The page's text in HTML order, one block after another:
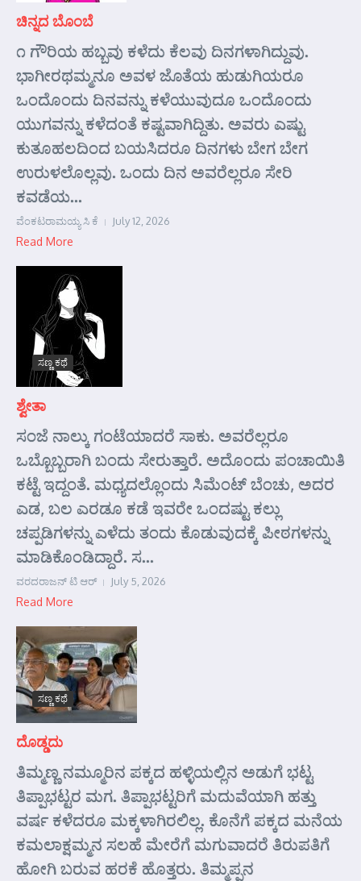
ಚಿನ್ನದ ಬೊಂಬೆ
೧ ಗೌರಿಯ ಹಬ್ಬವು ಕಳೆದು ಕೆಲವು ದಿನಗಳಾಗಿದ್ದುವು.
ಭಾಗೀರಥಮ್ಮನೂ ಅವಳ ಜೊತೆಯ ಹುಡುಗಿಯರೂ
ಒಂದೊಂದು ದಿನವನ್ನು ಕಳೆಯುವುದೂ ಒಂದೊಂದು
ಯುಗವನ್ನು ಕಳೆದಂತೆ ಕಷ್ಟವಾಗಿದ್ದಿತು. ಅವರು ಎಷ್ಟು
ಕುತೂಹಲದಿಂದ ಬಯಸಿದರೂ ದಿನಗಳು ಬೇಗ ಬೇಗ
ಉರುಳಲೊಲ್ಲವು. ಒಂದು ದಿನ ಅವರೆಲ್ಲರೂ ಸೇರಿ
ಕವಡೆಯ...
ವೆಂಕಟರಾಮಯ್ಯ ಸಿ ಕೆ July 12, 2026
Read More
ಸಣ್ಣ ಕಥೆ
ಶ್ವೇತಾ
ಸಂಜೆ ನಾಲ್ಕು ಗಂಟೆಯಾದರೆ ಸಾಕು. ಅವರೆಲ್ಲರೂ
ಒಬ್ಬೊಬ್ಬರಾಗಿ ಬಂದು ಸೇರುತ್ತಾರೆ. ಅದೊಂದು ಪಂಚಾಯಿತಿ
ಕಟ್ಟೆ ಇದ್ದಂತೆ. ಮಧ್ಯದಲ್ಲೊಂದು ಸಿಮೆಂಟ್ ಬೆಂಚು, ಅದರ
ಎಡ, ಬಲ ಎರಡೂ ಕಡೆ ಇವರೇ ಒಂದಷ್ಟು ಕಲ್ಲು
ಚಪ್ಪಡಿಗಳನ್ನು ಎಳೆದು ತಂದು ಕೊಡುವುದಕ್ಕೆ ಪೀಠಗಳನ್ನು
ಮಾಡಿಕೊಂಡಿದ್ದಾರೆ. ಸ...
ವರದರಾಜನ್ ಟಿ ಆರ್ July 5, 2026
Read More
ಸಣ್ಣ ಕಥೆ
ದೊಡ್ಡದು
ತಿಮ್ಮಣ್ಣ ನಮ್ಮೂರಿನ ಪಕ್ಕದ ಹಳ್ಳಿಯಲ್ಲಿನ ಅಡುಗೆ ಭಟ್ಟ
ತಿಪ್ಪಾಭಟ್ಟರ ಮಗ. ತಿಪ್ಪಾಭಟ್ಟರಿಗೆ ಮದುವೆಯಾಗಿ ಹತ್ತು
ವರ್ಷ ಕಳೆದರೂ ಮಕ್ಕಳಾಗಿರಲಿಲ್ಲ. ಕೊನೆಗೆ ಪಕ್ಕದ ಮನೆಯ
ಕಮಲಾಕ್ಷಮ್ಮನ ಸಲಹೆ ಮೇರೆಗೆ ಮಗುವಾದರೆ ತಿರುಪತಿಗೆ
ಹೋಗಿ ಬರುವ ಹರಕೆ ಹೊತ್ತರು. ತಿಮ್ಮಪ್ಪನ